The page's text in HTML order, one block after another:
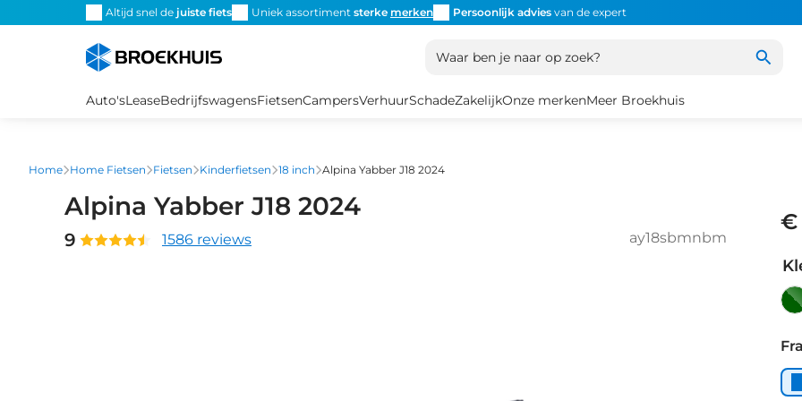
Altijd snel de juiste fiets Uniek assortiment sterke merken Persoonlijk advies van de expert
Waar ben je naar op zoek?
Auto'sLeaseBedrijfswagensFietsenCampersVerhuurSchadeZakelijkOnze merkenMeer Broekhuis
Home Home Fietsen Fietsen Kinderfietsen 18 inch Alpina Yabber J18 2024
Alpina Yabber J18 2024
9 1586 reviews ay18sbmnbm
€
-